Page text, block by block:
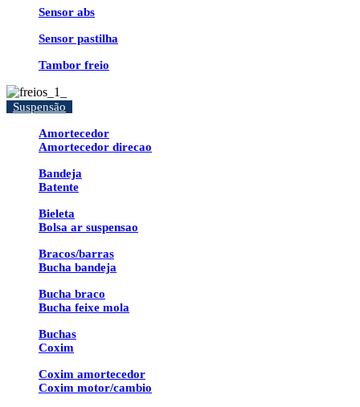
Sensor abs
Sensor pastilha
Tambor freio
Suspensão
Amortecedor
Amortecedor direcao
Bandeja
Batente
Bieleta
Bolsa ar suspensao
Bracos/barras
Bucha bandeja
Bucha braco
Bucha feixe mola
Buchas
Coxim
Coxim amortecedor
Coxim motor/cambio